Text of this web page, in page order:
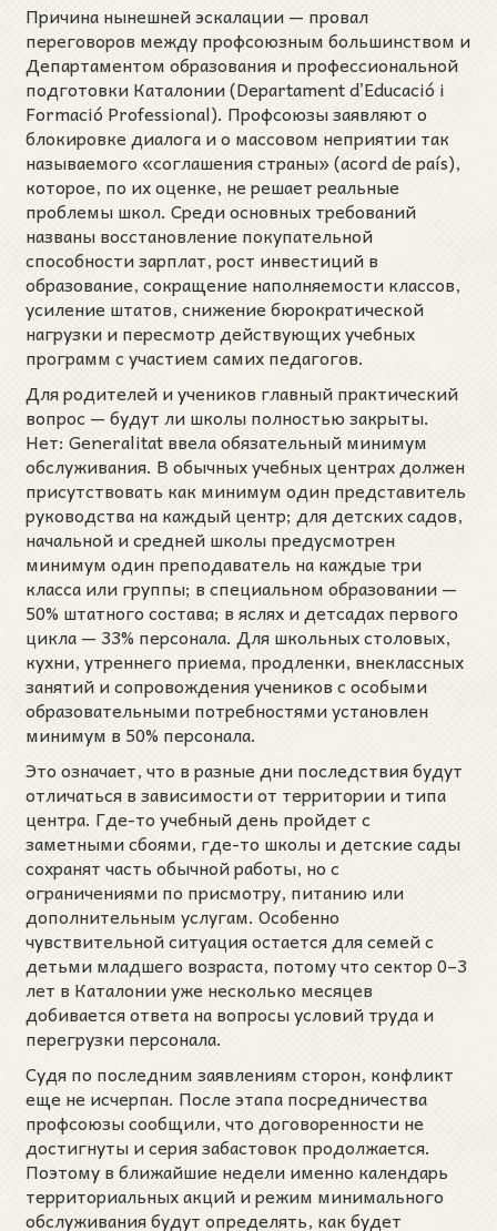
Причина нынешней эскалации — провал
переговоров между профсоюзным большинством и
Департаментом образования и профессиональной
подготовки Каталонии (Departament d’Educació i
Formació Professional). Профсоюзы заявляют о
блокировке диалога и о массовом неприятии так
называемого «соглашения страны» (acord de país),
которое, по их оценке, не решает реальные
проблемы школ. Среди основных требований
названы восстановление покупательной
способности зарплат, рост инвестиций в
образование, сокращение наполняемости классов,
усиление штатов, снижение бюрократической
нагрузки и пересмотр действующих учебных
программ с участием самих педагогов.
Для родителей и учеников главный практический
вопрос — будут ли школы полностью закрыты.
Нет: Generalitat ввела обязательный минимум
обслуживания. В обычных учебных центрах должен
присутствовать как минимум один представитель
руководства на каждый центр; для детских садов,
начальной и средней школы предусмотрен
минимум один преподаватель на каждые три
класса или группы; в специальном образовании —
50% штатного состава; в яслях и детсадах первого
цикла — 33% персонала. Для школьных столовых,
кухни, утреннего приема, продленки, внеклассных
занятий и сопровождения учеников с особыми
образовательными потребностями установлен
минимум в 50% персонала.
Это означает, что в разные дни последствия будут
отличаться в зависимости от территории и типа
центра. Где-то учебный день пройдет с
заметными сбоями, где-то школы и детские сады
сохранят часть обычной работы, но с
ограничениями по присмотру, питанию или
дополнительным услугам. Особенно
чувствительной ситуация остается для семей с
детьми младшего возраста, потому что сектор 0–3
лет в Каталонии уже несколько месяцев
добивается ответа на вопросы условий труда и
перегрузки персонала.
Судя по последним заявлениям сторон, конфликт
еще не исчерпан. После этапа посредничества
профсоюзы сообщили, что договоренности не
достигнуты и серия забастовок продолжается.
Поэтому в ближайшие недели именно календарь
территориальных акций и режим минимального
обслуживания будут определять, как будет